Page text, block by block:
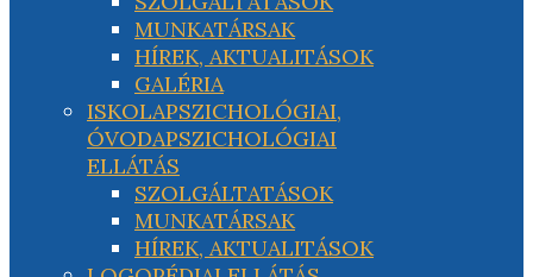
MUNKATÁRSAK
HÍREK, AKTUALITÁSOK
GALÉRIA
ISKOLAPSZICHOLÓGIAI,
ÓVODAPSZICHOLÓGIAI
ELLÁTÁS
SZOLGÁLTATÁSOK
MUNKATÁRSAK
HÍREK, AKTUALITÁSOK